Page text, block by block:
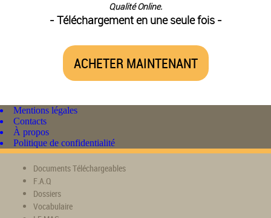
Qualité Online.
- Téléchargement en une seule fois -
ACHETER MAINTENANT
Mentions légales
Contacts
À propos
Politique de confidentialité
Documents Téléchargeables
F.A.Q
Dossiers
Vocabulaire